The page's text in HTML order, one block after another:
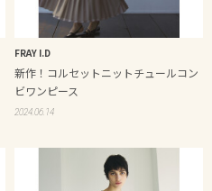
FRAY I.D
新作！コルセットニットチュールコン
ビワンピース
2024.06.14